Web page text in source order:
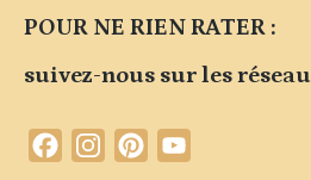
POUR NE RIEN RATER :
suivez-nous sur les
FacebookInstagramPinterest